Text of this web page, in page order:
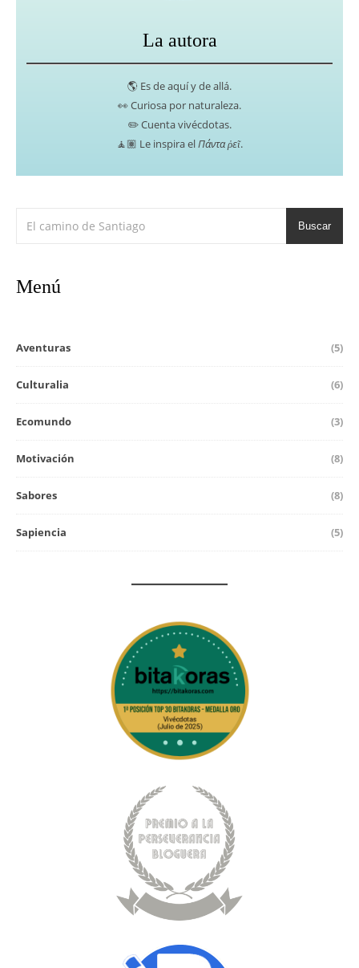
La autora
🌎 Es de aquí y de allá.
👀 Curiosa por naturaleza.
✏️ Cuenta vivécdotas.
🧘🏽 Le inspira elΠάντα ῥεῖ.
Buscar
Menú
Aventuras (5)
Culturalia (6)
Ecomundo (3)
Motivación (8)
Sabores (8)
Sapiencia (5)